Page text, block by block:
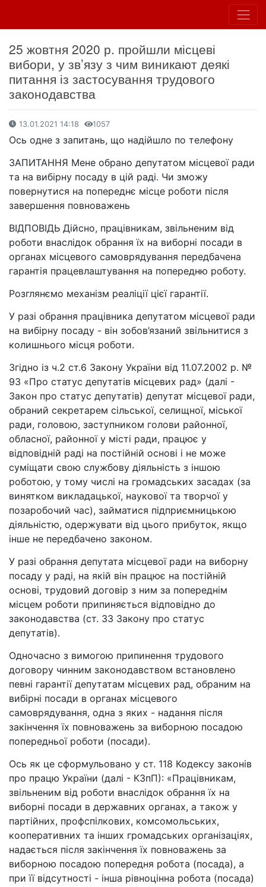
25 жовтня 2020 р. пройшли місцеві
вибори, у зв’язу з чим виникают деякі
питання із застосування трудового
законодавства
13.01.2021 14:18 1057
Ось одне з запитань, що надійшло по телефону
ЗАПИТАННЯ Мене обрано депутатом місцевої ради
та на вибірну посаду в цій раді. Чи зможу
повернутися на попереднє місце роботи після
завершення повноважень
ВІДПОВІДЬ Дійсно, працівникам, звільненим від
роботи внаслідок обрання їх на виборні посади в
органах місцевого самоврядування передбачена
гарантія працевлаштування на попередню роботу.
Розглянємо механізм реаліції цієї гарантії.
У разі обрання працівника депутатом місцевої ради
на вибірну посаду - він зобов’язаний звільнитися з
колишнього місця роботи.
Згідно із ч.2 ст.6 Закону України від 11.07.2002 р. №
93 «Про статус депутатів місцевих рад» (далі -
Закон про статус депутатів) депутат місцевої ради,
обраний секретарем сільської, селищної, міської
ради, головою, заступником голови районної,
обласної, районної у місті ради, працює у
відповідній раді на постійній основі і не може
суміщати свою службову діяльність з іншою
роботою, у тому числі на громадських засадах (за
винятком викладацької, наукової та творчої у
позаробочий час), займатися підприємницькою
діяльністю, одержувати від цього прибуток, якщо
інше не передбачено законом.
У разі обрання депутата місцевої ради на виборну
посаду у раді, на якій він працює на постійній
основі, трудовий договір з ним за попереднім
місцем роботи припиняється відповідно до
законодавства (ст. 33 Закону про статус
депутатів).
Одночасно з вимогою припинення трудового
договору чинним законодавством встановлено
певні гарантії депутатам місцевих рад, обраним на
вибірні посади в органах місцевого
самоврядування, одна з яких - надання після
закінчення їх повноважень за виборною посадою
попередньої роботи (посади).
Ось як це сформульовано у ст. 118 Кодексу законів
про працю України (далі - КЗпП): «Працівникам,
звільненим від роботи внаслідок обрання їх на
виборні посади в державних органах, а також у
партійних, профспілкових, комсомольських,
кооперативних та інших громадських організаціях,
надається після закінчення їх повноважень за
виборною посадою попередня робота (посада), а
при її відсутності - інша рівноцінна робота (посада)